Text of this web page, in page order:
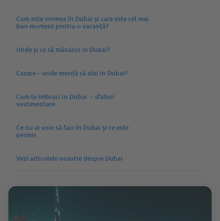
Cum este vremea în Dubai și care este cel mai
bun moment pentru o vacanţă?
Unde și ce să mănânci în Dubai?
Cazare – unde merită să stai în Dubai?
Cum te îmbraci în Dubai – sfaturi
vestimentare
Ce nu ai voie să faci în Dubai și ce este
permis
Vezi articolele noastre despre Dubai